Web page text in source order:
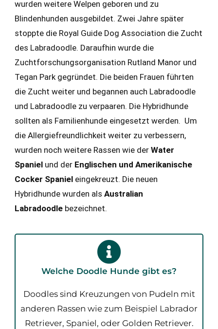
wurden weitere Welpen geboren und zu
Blindenhunden ausgebildet. Zwei Jahre später
stoppte die Royal Guide Dog Association die Zucht
des Labradoodle. Daraufhin wurde die
Zuchtforschungsorganisation Rutland Manor und
Tegan Park gegründet. Die beiden Frauen führten
die Zucht weiter und begannen auch Labradoodle
und Labradoodle zu verpaaren. Die Hybridhunde
sollten als Familienhunde eingesetzt werden. Um
die Allergiefreundlichkeit weiter zu verbessern,
wurden noch weitere Rassen wie der Water
Spaniel und der Englischen und Amerikanische
Cocker Spaniel eingekreuzt. Die neuen
Hybridhunde wurden als Australian
Labradoodle bezeichnet.
Welche Doodle Hunde gibt es?​
Doodles sind Kreuzungen von Pudeln mit
anderen Rassen wie zum Beispiel Labrador
Retriever, Spaniel, oder Golden Retriever.​